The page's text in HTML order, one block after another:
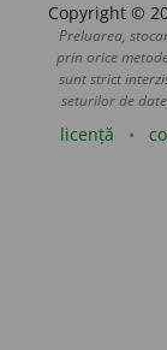
Copyright ©
Preluarea,
prin orice
sunt strict
seturilor de
licență